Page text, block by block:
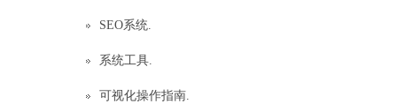
SEO系统.
系统工具.
可视化操作指南.